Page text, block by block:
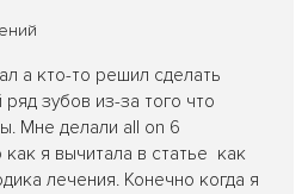
а кто-то решил сделать
зубов из-за того что
Мне делали all on 6
как я вычитала в статье как
лечения. Конечно когда я